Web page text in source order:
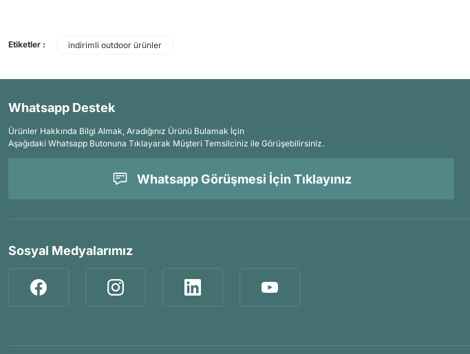
Etiketler : indirimli outdoor ürünler
Whatsapp Destek
Ürünler Hakkında Bilgi Almak, Aradığınız Ürünü Bulamak İçin
Aşağıdaki Whatsapp Butonuna Tıklayarak Müşteri Temsilciniz ile Görüşebilirsiniz.
Whatsapp Görüşmesi İçin Tıklayınız
Sosyal Medyalarımız